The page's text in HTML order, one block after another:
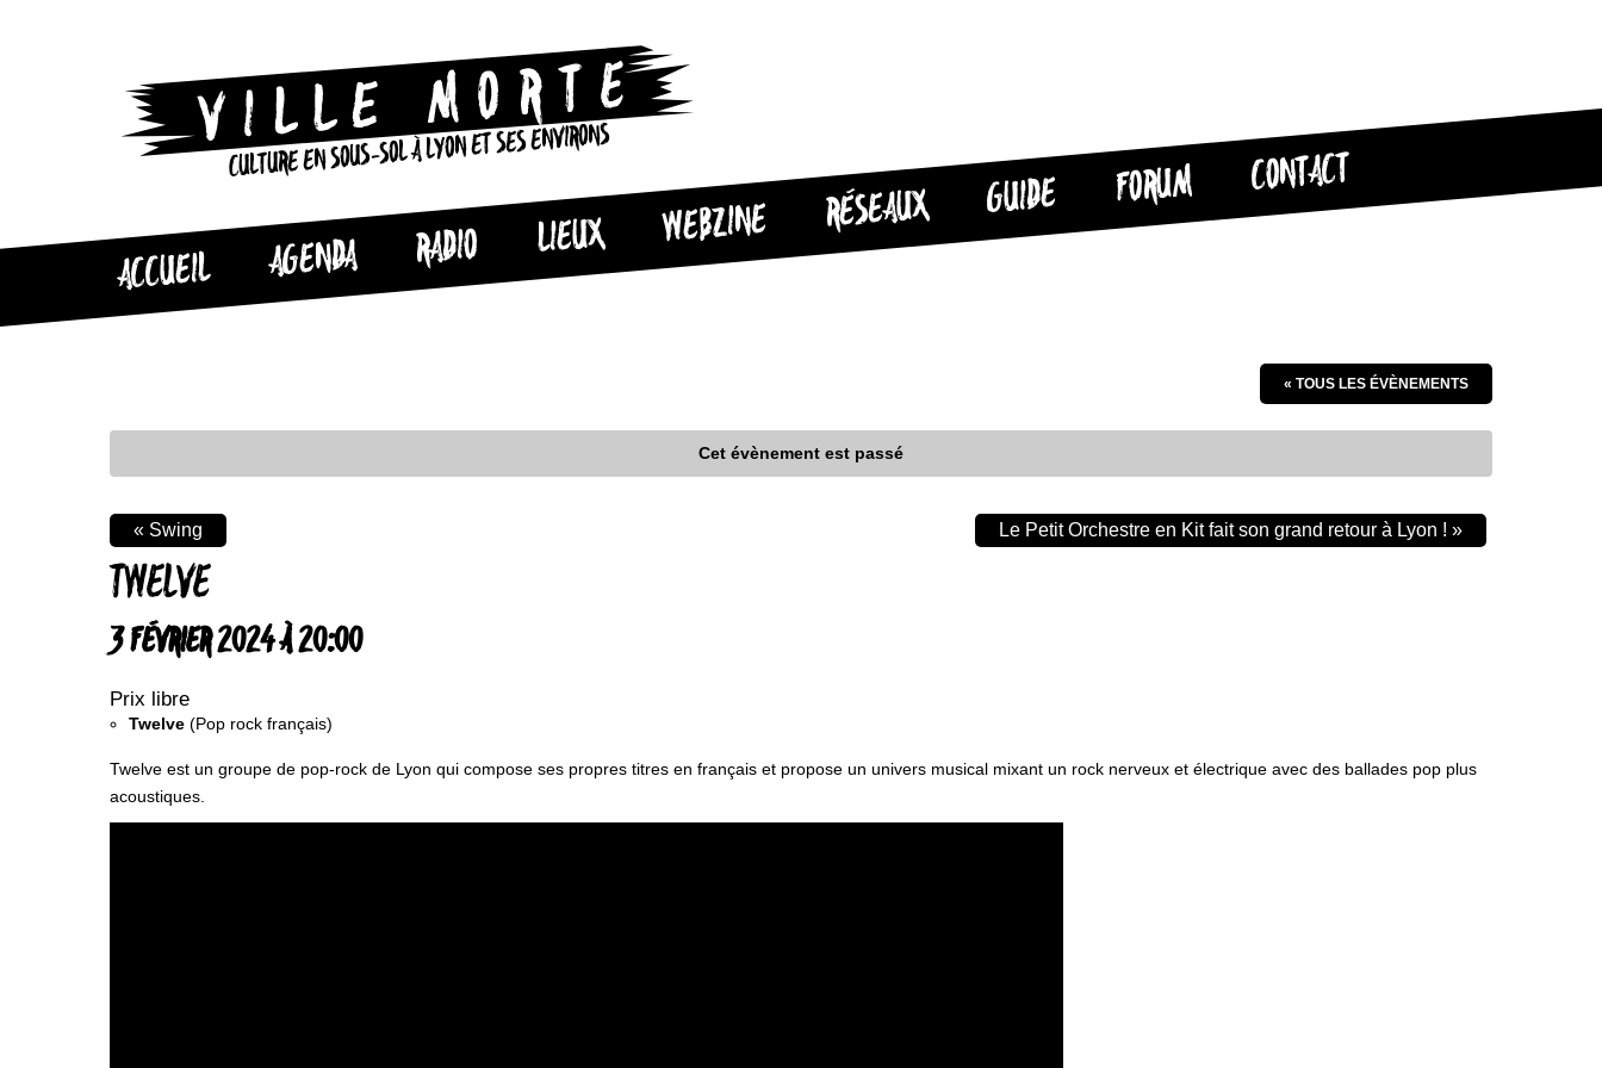
CULTURE EN SOUS-SOL À LYON ET SES ENVIRONS
ACCUEIL AGENDA RADIO LIEUX WEBZINE RÉSEAUX GUIDE FORUM CONTACT
« TOUS LES ÉVÈNEMENTS
Cet évènement est passé
TWELVE
3 FÉVRIER 2024 À 20:00
Prix libre
« Swing Le Petit Orchestre en Kit fait son grand retour à Lyon ! »
Twelve (Pop rock français)
Twelve est un groupe de pop-rock de Lyon qui compose ses propres titres en français et propose un univers musical mixant un rock nerveux et électrique avec des ballades pop plus
acoustiques.